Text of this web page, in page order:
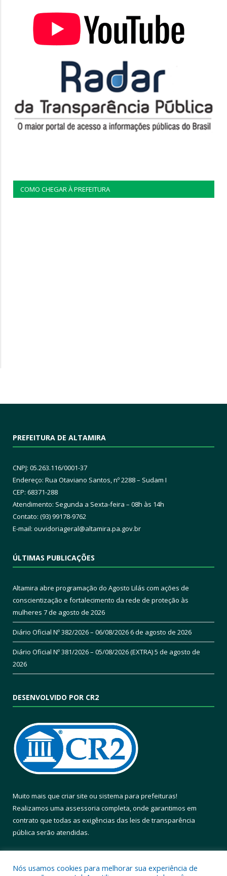
COMO CHEGAR À PREFEITURA
PREFEITURA DE ALTAMIRA
CNPJ: 05.263.116/0001-37
Endereço: Rua Otaviano Santos, nº 2288 – Sudam I
CEP: 68371-288
Atendimento: Segunda a Sexta-feira – 08h às 14h
Contato: (93) 99178-9762
E-mail: ouvidoriageral@altamira.pa.gov.br
ÚLTIMAS PUBLICAÇÕES
Altamira abre programação do Agosto Lilás com ações de
conscientização e fortalecimento da rede de proteção às
mulheres 7 de agosto de 2026
Diário Oficial Nº 382/2026 – 06/08/20266 de agosto de 2026
Diário Oficial Nº 381/2026 – 05/08/2026 (EXTRA)5 de agosto de
2026
DESENVOLVIDO POR CR2
Muito mais que criar site ou sistema para prefeituras!
Realizamos uma assessoria completa, onde garantimos em
contrato que todas as exigências das leis de transparência
pública serão atendidas.
Nós usamos cookies para melhorar sua experiência de